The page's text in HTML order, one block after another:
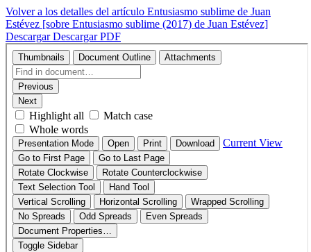
Volver a los detalles del artículo Entusiasmo sublime de Juan
Estévez [sobre Entusiasmo sublime (2017) de Juan Estévez]
DescargarDescargar PDF